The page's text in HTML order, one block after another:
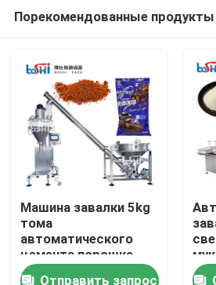
Дома
О Компании
Контакты
Порекомендованные продукты
Машина завалки 5kg
тома
автоматического
цемента порошка
индустрии порошка
Отправить запрос